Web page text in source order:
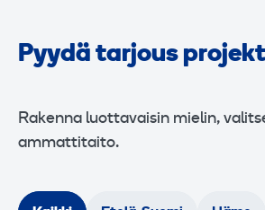
Pyydä tarjous
Rakenna luottavaisin mielin,
ammattitaito.